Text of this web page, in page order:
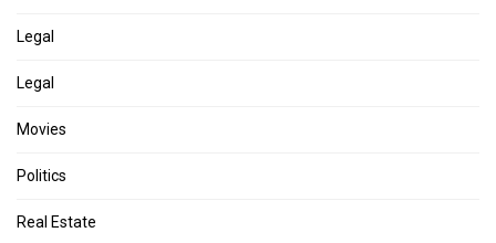
Legal
Legal
Movies
Politics
Real Estate